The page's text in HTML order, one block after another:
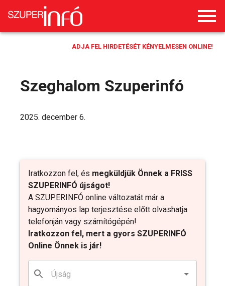
ADJA FEL HIRDETÉSÉT KÉNYELMESEN ONLINE!
Szeghalom Szuperinfó
Iratkozzon fel, és megküldjük Önnek a FRISS
SZUPERINFÓ újságot!
A SZUPERINFÓ online változatát már a
hagyományos lap terjesztése előtt olvashatja
telefonján vagy számítógépén!
Iratkozzon fel, mert a gyors SZUPERINFÓ
Online Önnek is jár!
2025. december 6.